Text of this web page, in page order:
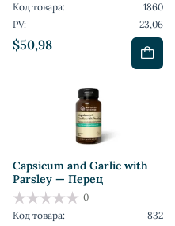
$50,98
Код товара:
1860
PV:
23,06
Capsicum and Garlic with
Parsley — Перец
0
Код товара:
832